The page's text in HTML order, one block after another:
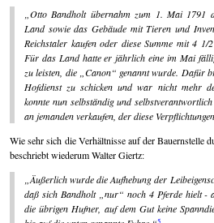
Otto Bandholt übernahm zum 1. Mai 1791
Land sowie das Gebäude mit Tieren und
Reichstaler kaufen oder diese Summe mit 4
Für das Land hatte er jährlich eine im Mai
zu leisten, die „Canon“ genannt wurde. Dafür
Hofdienst zu schicken und war nicht mehr
konnte nun selbständig und
an jemanden verkaufen, der diese
Wie sehr sich die Verhältnisse auf der Bauernstelle
beschriebt wiederum Walter Giertz:
Äußerlich wurde die Aufhebung der
daß sich Bandholt „nur“ noch 4 Pferde hielt -
die übrigen Hufner, auf dem Gut keine
5